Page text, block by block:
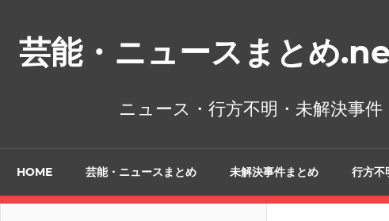
芸能・ニュースまとめ
ニュース・行方不明・未解決事
HOME 芸能・ニュースまとめ 未解決事件まとめ 行方不